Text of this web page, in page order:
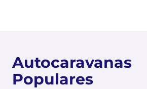
Autocaravanas
Populares